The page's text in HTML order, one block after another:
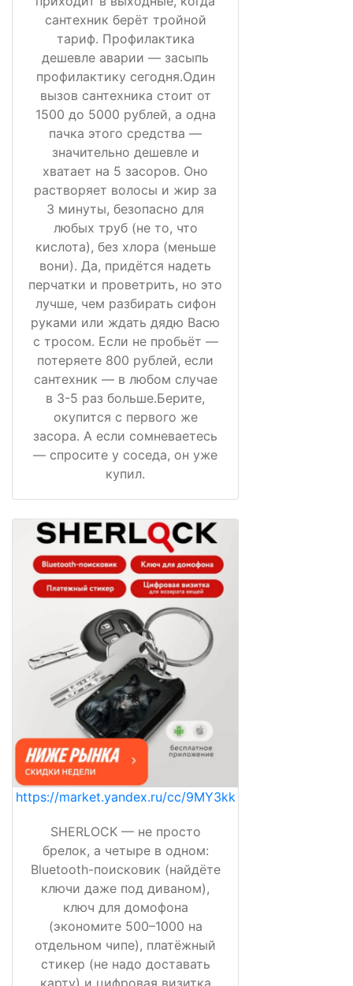
сантехник берёт тройной
тариф. Профилактика
дешевле аварии — засыпь
профилактику сегодня.Один
вызов сантехника стоит от
1500 до 5000 рублей, а одна
пачка этого средства —
значительно дешевле и
хватает на 5 засоров. Оно
растворяет волосы и жир за
3 минуты, безопасно для
любых труб (не то, что
кислота), без хлора (меньше
вони). Да, придётся надеть
перчатки и проветрить, но это
лучше, чем разбирать сифон
руками или ждать дядю Васю
с тросом. Если не пробьёт —
потеряете 800 рублей, если
сантехник — в любом случае
в 3-5 раз больше.Берите,
окупится с первого же
засора. А если сомневаетесь
— спросите у соседа, он уже
купил.
https://market.yandex.ru/cc/9MY3kk
SHERLOCK — не просто
брелок, а четыре в одном:
Bluetooth-поисковик (найдёте
ключи даже под диваном),
ключ для домофона
(экономите 500–1000 на
отдельном чипе), платёжный
стикер (не надо доставать